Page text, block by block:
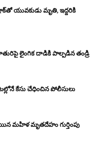
యువకుడు మృతి, ఇద్దరికి
లైంగిక దాడికి పాల్పడిన తండ్రి
కేసు చేధించిన పోలీసులు
మహిళ మృతదేహం గుర్తింపు